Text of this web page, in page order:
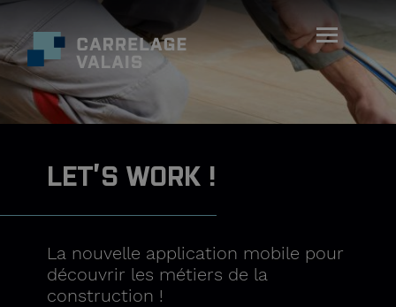
LET’S WORK !
La nouvelle application mobile pour
découvrir les métiers de la
construction !